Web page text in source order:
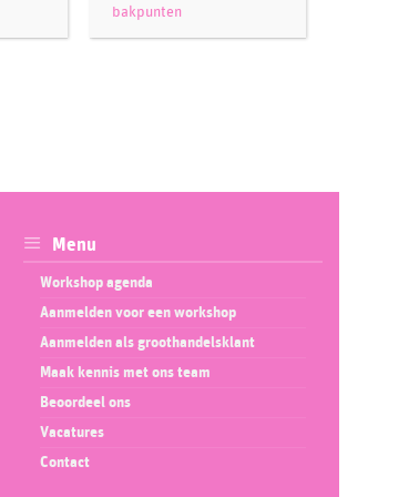
bakpunten
Menu
Workshop agenda
Aanmelden voor een workshop
Aanmelden als groothandelsklant
Maak kennis met ons team
Beoordeel ons
Vacatures
Contact